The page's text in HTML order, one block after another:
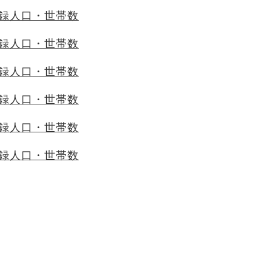
人口・世帯数
人口・世帯数
人口・世帯数
人口・世帯数
人口・世帯数
人口・世帯数